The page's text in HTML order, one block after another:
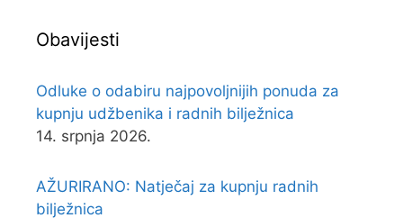
Obavijesti
Odluke o odabiru najpovoljnijih ponuda za
kupnju udžbenika i radnih bilježnica
14. srpnja 2026.
AŽURIRANO: Natječaj za kupnju radnih
bilježnica